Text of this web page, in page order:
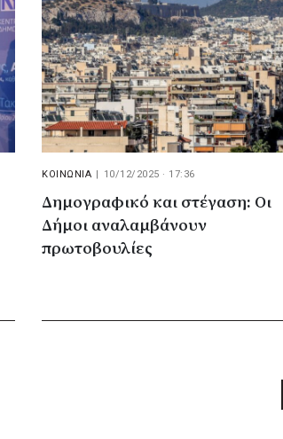
ΚΟΙΝΩΝΙΑ | 10/12/2025 · 17:36
Δημογραφικό και στέγαση: Οι
Δήμοι αναλαμβάνουν
πρωτοβουλίες